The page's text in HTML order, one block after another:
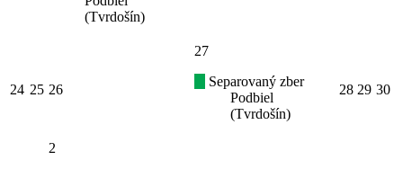
(Tvrdošín)
24 25 26
27
Separovaný zber
Podbiel
(Tvrdošín)
28 29 30
2